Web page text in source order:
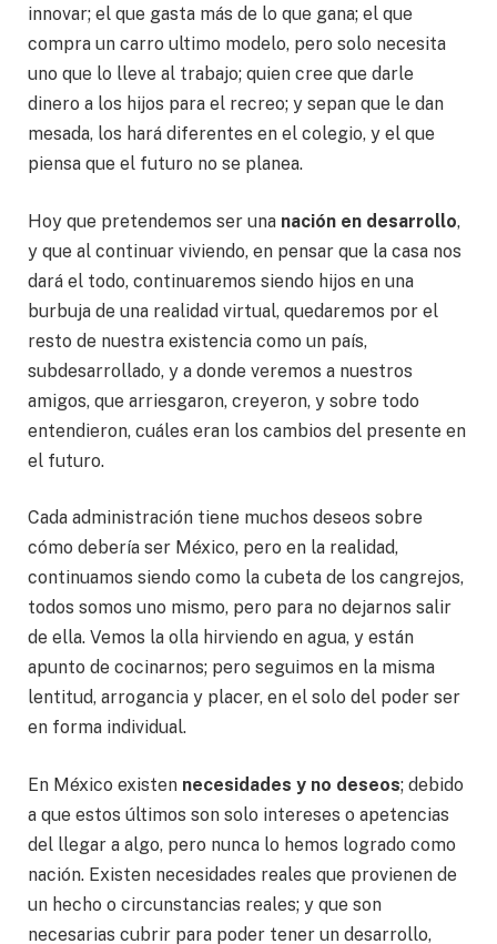
innovar; el que gasta más de lo que gana; el que
compra un carro ultimo modelo, pero solo necesita
uno que lo lleve al trabajo; quien cree que darle
dinero a los hijos para el recreo; y sepan que le dan
mesada, los hará diferentes en el colegio, y el que
piensa que el futuro no se planea.
Hoy que pretendemos ser una nación en desarrollo,
y que al continuar viviendo, en pensar que la casa nos
dará el todo, continuaremos siendo hijos en una
burbuja de una realidad virtual, quedaremos por el
resto de nuestra existencia como un país,
subdesarrollado, y a donde veremos a nuestros
amigos, que arriesgaron, creyeron, y sobre todo
entendieron, cuáles eran los cambios del presente en
el futuro.
Cada administración tiene muchos deseos sobre
cómo debería ser México, pero en la realidad,
continuamos siendo como la cubeta de los cangrejos,
todos somos uno mismo, pero para no dejarnos salir
de ella. Vemos la olla hirviendo en agua, y están
apunto de cocinarnos; pero seguimos en la misma
lentitud, arrogancia y placer, en el solo del poder ser
en forma individual.
En México existen necesidades y no deseos; debido
a que estos últimos son solo intereses o apetencias
del llegar a algo, pero nunca lo hemos logrado como
nación. Existen necesidades reales que provienen de
un hecho o circunstancias reales; y que son
necesarias cubrir para poder tener un desarrollo,